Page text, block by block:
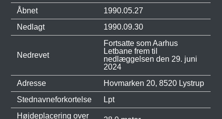
Åbnet
1990.05.27
Nedlagt
1990.09.30
Nedrevet
Fortsatte som Aarhus
Letbane frem til
nedlæggelsen den 29. juni
2024
Adresse
Hovmarken 20, 8520 Lystrup
Stednavneforkortelse
Lpt
Højdeplacering over